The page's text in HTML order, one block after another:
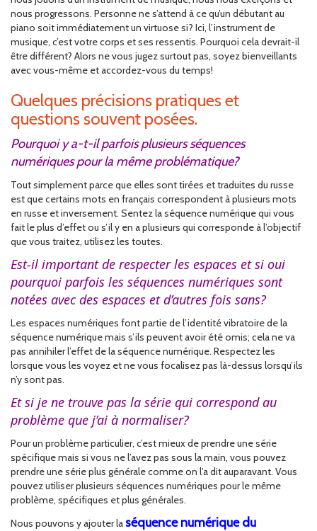
nous progressons. Personne ne s’attend à ce qu’un débutant au
piano soit immédiatement un virtuose si? Ici, l’instrument de
musique, c’est votre corps et ses ressentis. Pourquoi cela devrait-il
être différent? Alors ne vous jugez surtout pas, soyez bienveillants
avec vous-même et accordez-vous du temps!
Quelques précisions pratiques et
questions souvent posées.
Pourquoi y a-t-il parfois plusieurs séquences
numériques pour la même problématique?
Tout simplement parce que elles sont tirées et traduites du russe
est que certains mots en français correspondent à plusieurs mots
en russe et inversement. Sentez la séquence numérique qui vous
fait le plus d’effet ou s’il y en a plusieurs qui corresponde à l’objectif
que vous traitez, utilisez les toutes.
Est-il important de respecter les espaces et si oui
pourquoi parfois les séquences numériques sont
notées avec des espaces et d’autres fois sans?
Les espaces numériques font partie de l’identité vibratoire de la
séquence numérique mais s’ils peuvent avoir été omis; cela ne va
pas annihiler l’effet de la séquence numérique. Respectez les
lorsque vous les voyez et ne vous focalisez pas là-dessus lorsqu’ils
n’y sont pas.
Et si je ne trouve pas la série qui correspond au
problème que j’ai à normaliser?
Pour un problème particulier, c’est mieux de prendre une série
spécifique mais si vous ne l’avez pas sous la main, vous pouvez
prendre une série plus générale comme on l’a dit auparavant. Vous
pouvez utiliser plusieurs séquences numériques pour le même
problème, spécifiques et plus générales.
Nous pouvons y ajouter laséquence numérique du